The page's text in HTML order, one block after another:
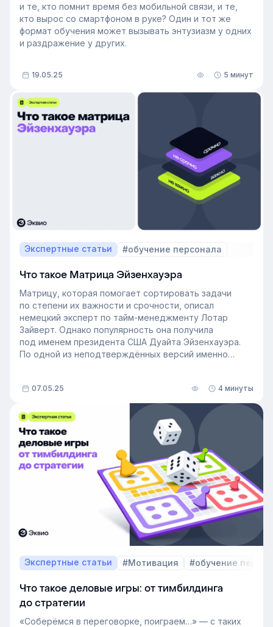
и те, кто помнит время без мобильной связи, и те,
кто вырос со смартфоном в руке? Один и тот же
формат обучения может вызывать энтузиазм у одних
и раздражение у других.
19.05.25 5 минут
Экспертные статьи #обучение персонала
Что такое Матрица Эйзенхауэра
Матрицу, которая помогает сортировать задачи
по степени их важности и срочности, описал
немецкий эксперт по тайм-менеджменту Лотар
Зайверт. Однако популярность она получила
под именем президента США Дуайта Эйзенхауэра.
По одной из неподтверждённых версий именно
принёс Стивен Кови, который описал её в книге
«Семь навыков высокоэффективных людей». С тех
пор множество людей по всему миру планируют
свой день так, чтобы выделить время на важные
задачи и не тратить его на ненужные дела. В этой
статье мы расскажем, как и с помощью каких
инструментов составить матрицу приоритетов.
07.05.25 4 минуты
Экспертные статьи #Мотивация #обучение
Что такое деловые игры: от тимбилдинга
до стратегии
«Соберёмся в переговорке, поиграем…» — с таких